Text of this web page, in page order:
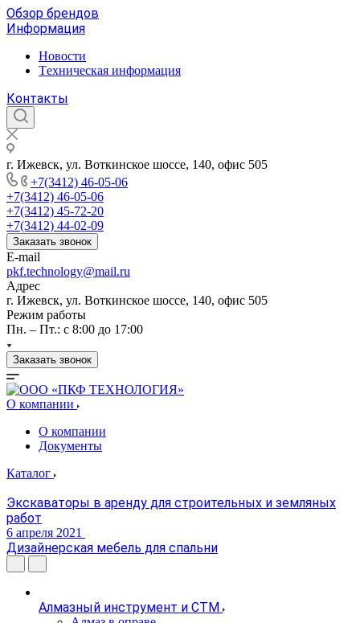
Обзор брендов
Информация
Новости
Tехническая информация
Контакты
г. Ижевск, ул. Воткинское шоссе, 140, офис 505
+7(3412) 46-05-06
+7(3412) 46-05-06
+7(3412) 45-72-20
+7(3412) 44-02-09
Заказать звонок
E-mail
pkf.technology@mail.ru
Адрес
г. Ижевск, ул. Воткинское шоссе, 140, офис 505
Режим работы
Пн. – Пт.: с 8:00 до 17:00
Заказать звонок
О компании
О компании
Документы
Каталог
Экскаваторы в аренду для строительных и земляных
работ
6 апреля 2021
Дизайнерская мебель для спальни
Алмазный инструмент и СТМ